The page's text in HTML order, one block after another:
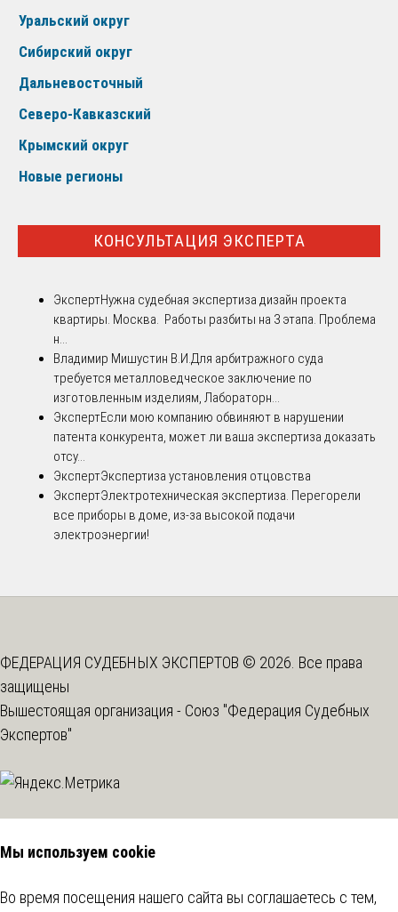
Уральский округ
Сибирский округ
Дальневосточный
Северо-Кавказский
Крымский округ
Новые регионы
КОНСУЛЬТАЦИЯ ЭКСПЕРТА
ЭкспертНужна судебная экспертиза дизайн проекта
квартиры. Москва. Работы разбиты на 3 этапа. Проблема
н...
Владимир Мишустин В.И.Для арбитражного суда
требуется металловедческое заключение по
изготовленным изделиям, Лабораторн...
ЭкспертЕсли мою компанию обвиняют в нарушении
патента конкурента, может ли ваша экспертиза доказать
отсу...
ЭкспертЭкспертиза установления отцовства
ЭкспертЭлектротехническая экспертиза. Перегорели
все приборы в доме, из-за высокой подачи
электроэнергии!
ФЕДЕРАЦИЯ СУДЕБНЫХ ЭКСПЕРТОВ © 2026. Все права
защищены
Вышестоящая организация - Союз "Федерация Судебных
Экспертов"
Мы используем cookie
Во время посещения нашего сайта вы соглашаетесь с тем,